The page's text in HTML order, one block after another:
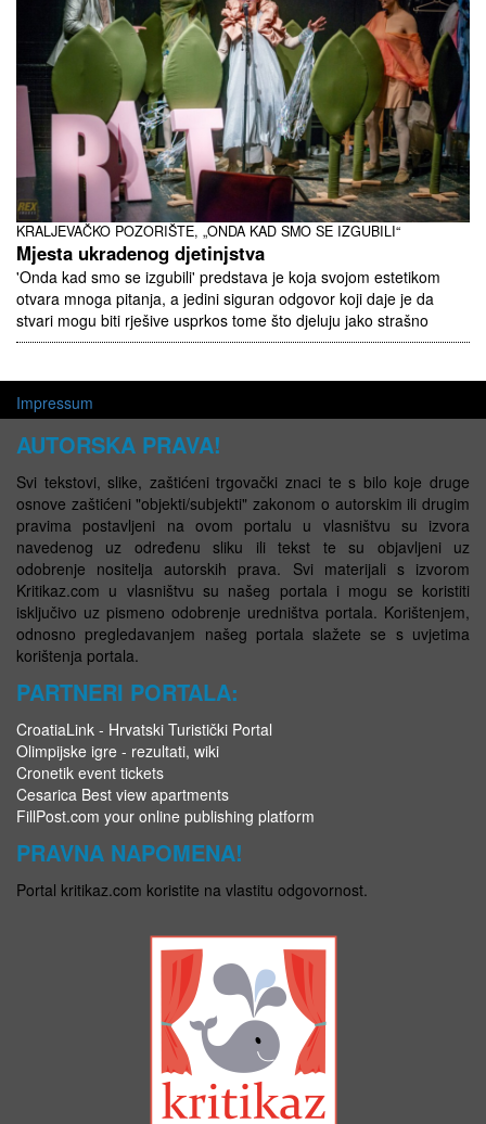
KRALJEVAČKO POZORIŠTE, „ONDA KAD SMO SE IZGUBILI“
Mjesta ukradenog djetinjstva
'Onda kad smo se izgubili' predstava je koja svojom estetikom
otvara mnoga pitanja, a jedini siguran odgovor koji daje je da
stvari mogu biti rješive usprkos tome što djeluju jako strašno
Impressum
AUTORSKA PRAVA!
Svi tekstovi, slike, zaštićeni trgovački znaci te s bilo koje druge
osnove zaštićeni "objekti/subjekti" zakonom o autorskim ili drugim
pravima postavljeni na ovom portalu u vlasništvu su izvora
navedenog uz određenu sliku ili tekst te su objavljeni uz
odobrenje nositelja autorskih prava. Svi materijali s izvorom
Kritikaz.com u vlasništvu su našeg portala i mogu se koristiti
isključivo uz pismeno odobrenje uredništva portala. Korištenjem,
odnosno pregledavanjem našeg portala slažete se s uvjetima
korištenja portala.
PARTNERI PORTALA:
CroatiaLink - Hrvatski Turistički Portal
Olimpijske igre - rezultati, wiki
Cronetik event tickets
Cesarica Best view apartments
FillPost.com your online publishing platform
PRAVNA NAPOMENA!
Portal kritikaz.com koristite na vlastitu odgovornost.